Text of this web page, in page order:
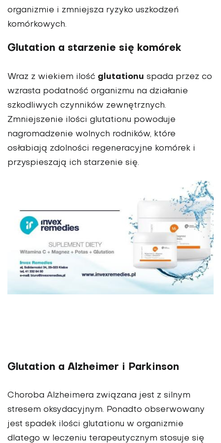
organizmie i zmniejsza ryzyko uszkodzeń
komórkowych.
Glutation a starzenie się komórek
Wraz z wiekiem ilość glutationu spada przez co
wzrasta podatność organizmu na działanie
szkodliwych czynników zewnętrznych.
Zmniejszenie ilości glutationu powoduje
nagromadzenie wolnych rodników, które
osłabiają zdolności regeneracyjne komórek i
przyspieszają ich starzenie się.
Glutation a Alzheimer i Parkinson
Choroba Alzheimera związana jest z silnym
stresem oksydacyjnym. Ponadto obserwowany
jest spadek ilości glutationu w organizmie
dlatego w leczeniu terapeutycznym stosuje się